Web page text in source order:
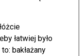
łatwiej było
bakłażany